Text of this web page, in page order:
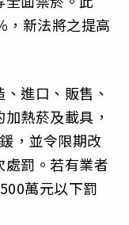
，新法將之提高
進口、販售、
熱菸及載具，
，並令限期改
罰。若有業者
萬元以下罰